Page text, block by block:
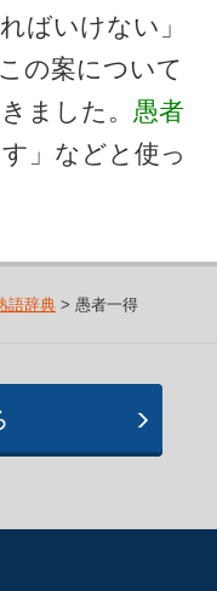
ばいけない」
の案について
ました。 愚者
」などと使っ
語辞典> 愚者一得